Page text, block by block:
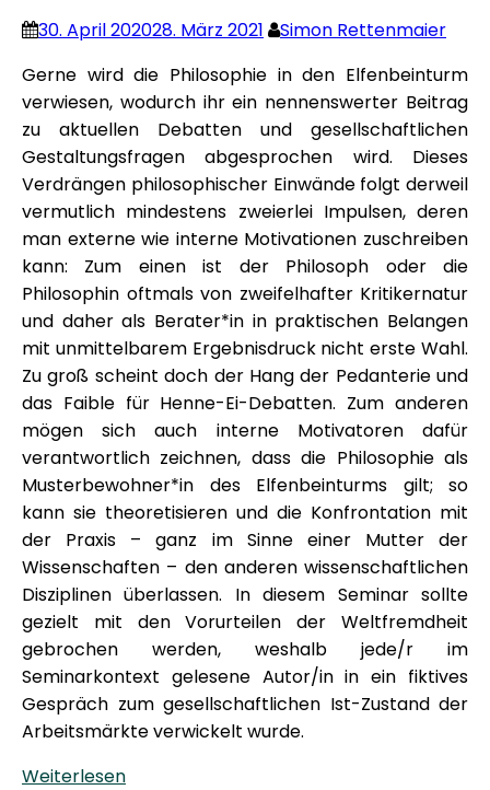
30. April 202028. März 2021
Simon Rettenmaier
Gerne wird die Philosophie in den Elfenbeinturm
verwiesen, wodurch ihr ein nennenswerter Beitrag
zu aktuellen Debatten und gesellschaftlichen
Gestaltungsfragen abgesprochen wird. Dieses
Verdrängen philosophischer Einwände folgt derweil
vermutlich mindestens zweierlei Impulsen, deren
man externe wie interne Motivationen zuschreiben
kann: Zum einen ist der Philosoph oder die
Philosophin oftmals von zweifelhafter Kritikernatur
und daher als Berater*in in praktischen Belangen
mit unmittelbarem Ergebnisdruck nicht erste Wahl.
Zu groß scheint doch der Hang der Pedanterie und
das Faible für Henne-Ei-Debatten. Zum anderen
mögen sich auch interne Motivatoren dafür
verantwortlich zeichnen, dass die Philosophie als
Musterbewohner*in des Elfenbeinturms gilt; so
kann sie theoretisieren und die Konfrontation mit
der Praxis – ganz im Sinne einer Mutter der
Wissenschaften – den anderen wissenschaftlichen
Disziplinen überlassen. In diesem Seminar sollte
gezielt mit den Vorurteilen der Weltfremdheit
gebrochen werden, weshalb jede/r im
Seminarkontext gelesene Autor/in in ein fiktives
Gespräch zum gesellschaftlichen Ist-Zustand der
Arbeitsmärkte verwickelt wurde.
Weiterlesen